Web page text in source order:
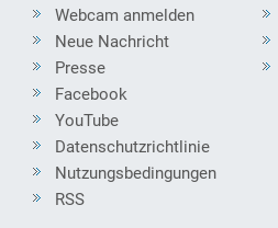
Webcam anmelden
Neue Nachricht
Presse
Facebook
YouTube
Datenschutzrichtlinie
Nutzungsbedingungen
RSS